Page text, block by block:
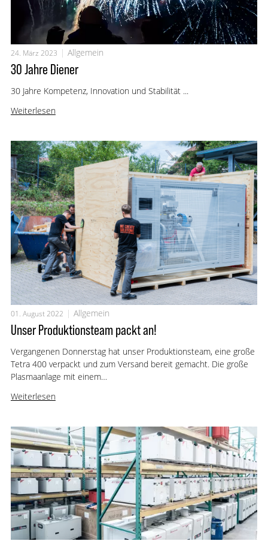
24. März 2023 Allgemein
30 Jahre Diener
30 Jahre Kompetenz, Innovation und Stabilität ...
Weiterlesen
01. August 2022 Allgemein
Unser Produktionsteam packt an!
Vergangenen Donnerstag hat unser Produktionsteam, eine große
Tetra 400 verpackt und zum Versand bereit gemacht. Die große
Plasmaanlage mit einem…
Weiterlesen